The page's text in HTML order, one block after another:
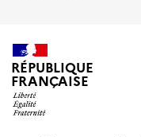
RÉPUBLIQUE
FRANÇAISE